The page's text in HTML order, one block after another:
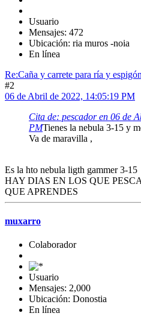
Usuario
Mensajes: 472
Ubicación: ria muros -noia
En línea
Re:Caña y carrete para ría y
#2
06 de Abril de 2022, 14:05:19 PM
Cita de: pescador en 06 de
PMTienes la nebula 3-15 y
Va de maravilla ,
Es la hto nebula ligth gammer 3-15
HAY DIAS EN LOS QUE
QUE APRENDES
muxarro
Colaborador
Usuario
Mensajes: 2,000
Ubicación: Donostia
En línea